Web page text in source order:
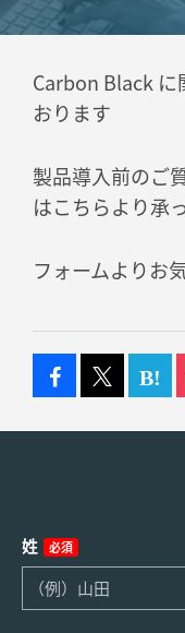
Carbon Black に
おります
製品導入前のご
はこちらより承
フォームよりお
姓 必須